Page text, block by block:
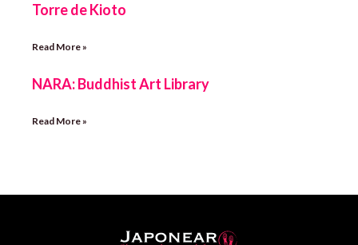
Torre de Kioto
Read More »
NARA: Buddhist Art Library
Read More »